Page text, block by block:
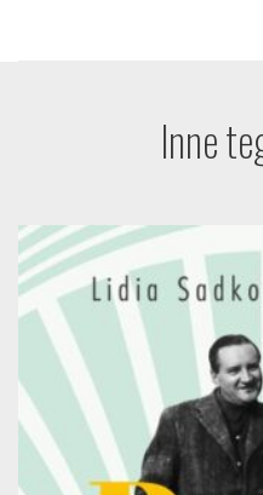
Inne